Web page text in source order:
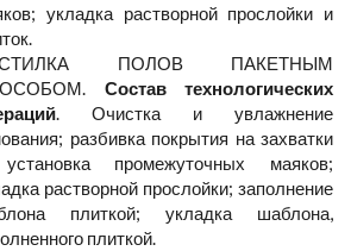
укладка растворной прослойки и
ПОЛОВ ПАКЕТНЫМ
Состав технологических
. Очистка и увлажнение
разбивка покрытия на захватки
промежуточных маяков;
растворной прослойки; заполнение
плиткой; укладка шаблона,
плиткой.